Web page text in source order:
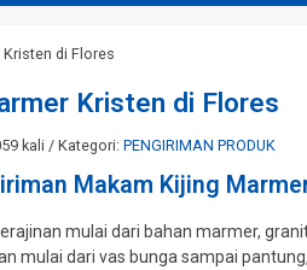
di Flores
Kristen di Flores
kali / Kategori:PENGIRIMAN PRODUK
Makam Kijing
mulai dari bahan marmer,
mulai dari vas bunga sampai